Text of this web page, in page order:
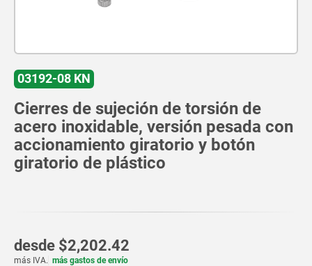
03192-08 KN
Cierres de sujeción de torsión de
acero inoxidable, versión pesada con
accionamiento giratorio y botón
giratorio de plástico
desde $2,202.42
más IVA. más gastos de envío